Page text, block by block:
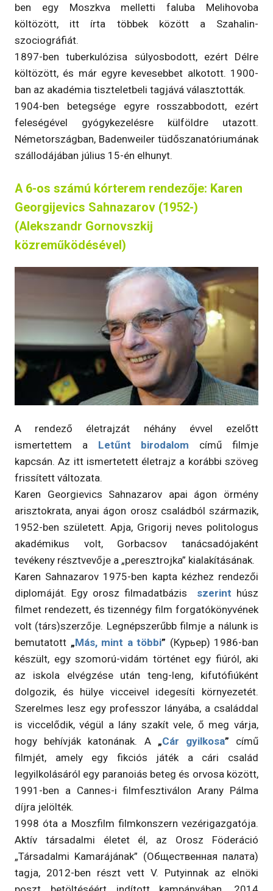
ben egy Moszkva melletti faluba Melihovoba
költözött, itt írta többek között a Szahalin-
szociográfiát.
1897-ben tuberkulózisa súlyosbodott, ezért Délre
költözött, és már egyre kevesebbet alkotott. 1900-
ban az akadémia tiszteletbeli tagjává választották.
1904-ben betegsége egyre rosszabbodott, ezért
feleségével gyógykezelésre külföldre utazott.
Németországban, Badenweiler tüdőszanatóriumának
szállodájában július 15-én elhunyt.
A 6-os számú kórterem rendezője: Karen
Georgijevics Sahnazarov (1952-)
(Alekszandr Gornovszkij
közreműködésével)
A rendező életrajzát néhány évvel ezelőtt
ismertettem a Letűnt birodalom című filmje
kapcsán. Az itt ismertetett életrajz a korábbi szöveg
frissített változata.
Karen Georgievics Sahnazarov apai ágon örmény
arisztokrata, anyai ágon orosz családból származik,
1952-ben született. Apja, Grigorij neves politologus
akadémikus volt, Gorbacsov tanácsadójaként
tevékeny résztvevője a „peresztrojka” kialakításának.
Karen Sahnazarov 1975-ben kapta kézhez rendezői
diplomáját. Egy orosz filmadatbázis szerint húsz
filmet rendezett, és tizennégy film forgatókönyvének
volt (társ)szerzője. Legnépszerűbb filmje a nálunk is
bemutatott „Más, mint a többi” (Курьер) 1986-ban
készült, egy szomorú-vidám történet egy fiúról, aki
az iskola elvégzése után teng-leng, kifutófiúként
dolgozik, és hülye vicceivel idegesíti környezetét.
Szerelmes lesz egy professzor lányába, a családdal
is viccelődik, végül a lány szakít vele, ő meg várja,
hogy behívják katonának. A „Cár gyilkosa” című
filmjét, amely egy fikciós játék a cári család
legyilkolásáról egy paranoiás beteg és orvosa között,
1991-ben a Cannes-i filmfesztiválon Arany Pálma
díjra jelölték.
1998 óta a Moszfilm filmkonszern vezérigazgatója.
Aktív társadalmi életet él, az Orosz Föderáció
„Társadalmi Kamarájának” (Общественная палата)
tagja, 2012-ben részt vett V. Putyinnak az elnöki